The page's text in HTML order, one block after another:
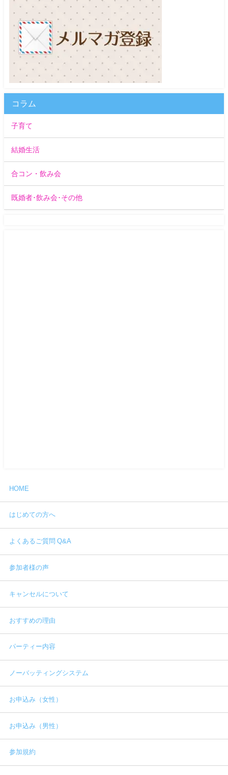
コラム
子育て
結婚生活
合コン・飲み会
既婚者･飲み会･その他
HOME
はじめての方へ
よくあるご質問 Q&A
参加者様の声
キャンセルについて
おすすめの理由
パーティー内容
ノーバッティングシステム
お申込み（女性）
お申込み（男性）
参加規約